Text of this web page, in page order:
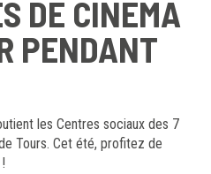
DE CINÉMA
PENDANT
les Centres sociaux des 7
Tours. Cet été, profitez de